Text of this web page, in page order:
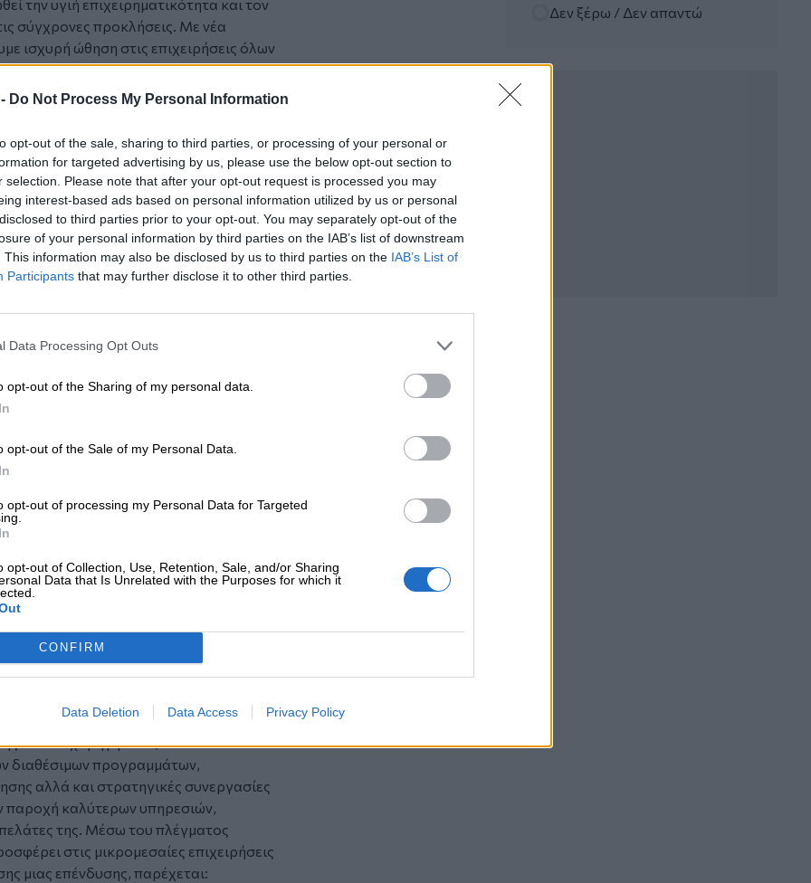
Do Not Process My Personal Information
opt-out of the sale, sharing to third parties, or processing of your personal or
for targeted advertising by us, please use the below opt-out section to
selection. Please note that after your opt-out request is processed you may
interest-based ads based on personal information utilized by us or personal
to third parties prior to your opt-out. You may separately opt-out of the
of your personal information by third parties on the IAB’s list of downstream
This information may also be disclosed by us to third parties on the IAB’s List of
Participants that may further disclose it to other third parties.
Data Processing Opt Outs
opt-out of the Sharing of my personal data.
opt-out of the Sale of my Personal Data.
opt-out of processing my Personal Data for Targeted
opt-out of Collection, Use, Retention, Sale, and/or Sharing
Data that Is Unrelated with the Purposes for which it
CONFIRM
Data Deletion Data Access Privacy Policy
την υγιή επιχειρηματικότητα και τον
σύγχρονες προκλήσεις. Με νέα
ισχυρή ώθηση στις επιχειρήσεις όλων
και αποτελεσματικά τα επενδυτικά
Ο νέος Αναπτυξιακός
του παραγωγικού
του ψηφιακού
και των νέων τεχνολογιών. Σε
διαδικασιών, τη μείωση της
του νέου Χάρτη
πανέτοιμη για το
της EUROBANK για τη σημερινή
βοηθά στην ισχυρή
EUROBANK και Group Chief
κ. Ανδρέας Αθανασόπουλος
την ανταπόκρισή του να απαντήσει
με το νέο Αναπτυξιακό Νόμο, που
του 2022, και σημείωσε ότι η
της να στηρίζει την ελληνική
προδραστικής ενημέρωσης
έμπειρα, στελέχη της Τράπεζας.
προσπάθεια της χώρας για
επενδύσεων του ιδιωτικού
το δυνατόν καλύτερη αξιοποίηση
των επενδύσεων, όπως ο νέος
καθοδήγησης των
προγραμμάτων, κάνουμε
επενδυτικών πλάνων των
στάδια της υλοποίησης επενδύσεων,
τρόπο, να κάνουμε εφικτή την
ανεξαρτήτως ύψους
δήλωσε ο κ. Α. Αθανασόπουλος.
μεσαίες επιχειρήσεις για να
των επιχορηγήσεων, τόσο του νέου
διαθέσιμων προγραμμάτων,
αλλά και στρατηγικές συνεργασίες
παροχή καλύτερων υπηρεσιών,
της. Μέσω του πλέγματος
στις μικρομεσαίες επιχειρήσεις
μιας επένδυσης, παρέχεται:
Forum: Ένα στα πέντε καινοτόμα
φάρμακα φτάνει τελικά στην Ελλάδα
ΝΤΥΝΑΝ»
Δεν ξέρω / Δεν απαντώ